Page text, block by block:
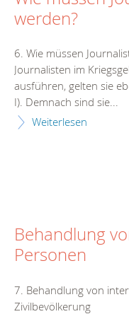
werden?
6. Wie müssen
Journalisten im
ausführen, gelten sie
I). Demnach sind sie...
Weiterlesen
Behandlung
Personen
7. Behandlung von
Zivilbevölkerung